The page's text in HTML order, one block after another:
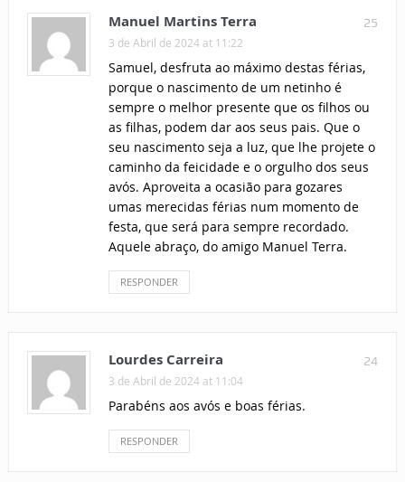
25
Manuel Martins Terra
3 de Abril de 2024 at 11:22
Samuel, desfruta ao máximo destas férias,
porque o nascimento de um netinho é
sempre o melhor presente que os filhos ou
as filhas, podem dar aos seus pais. Que o
seu nascimento seja a luz, que lhe projete o
caminho da feicidade e o orgulho dos seus
avós. Aproveita a ocasião para gozares
umas merecidas férias num momento de
festa, que será para sempre recordado.
Aquele abraço, do amigo Manuel Terra.
RESPONDER
24
Lourdes Carreira
3 de Abril de 2024 at 11:04
Parabéns aos avós e boas férias.
RESPONDER